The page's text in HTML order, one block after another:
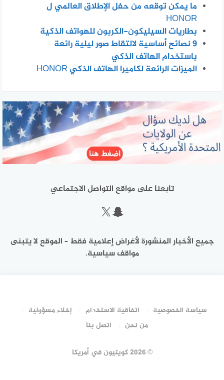
ما يمكن توقعه من حفل الإطلاق العالمي ل
HONOR
بطاريات السيليكون-الكربون للهواتف الذكية
٩ نصائح أساسية لالتقاط صور ليلية رائعة
باستخدام الهاتف الذكي
الميزات الرائعة لكاميرا الهاتف الذكي HONOR
تابعنا على مواقع التواصل الاجتماعي
سناب شات
إكس
جميع الأخبار المنشورة لأغراض إعلامية فقط – الموقع لا يتبنى
مواقف سياسية.
سياسة الخصوصية اتفاقية الاستخدام
إخلاء مسؤولية
من نحن
اتصل بنا
©2026 كويتيون في أمريكا